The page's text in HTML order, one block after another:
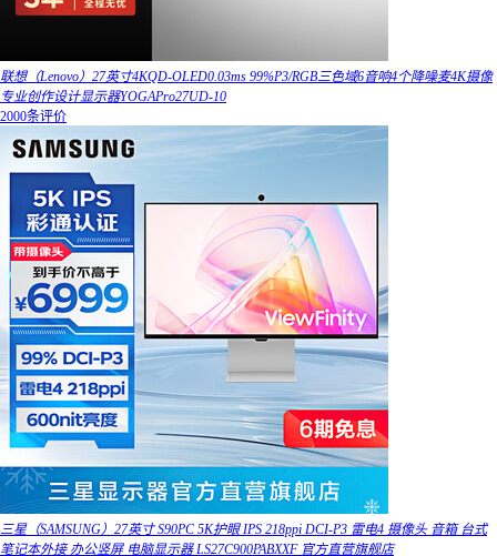
联想（Lenovo）27英寸4KQD-OLED0.03ms 99%P3/RGB三色域6音响4个降噪麦4K摄像
专业创作设计显示器YOGAPro27UD-10
2000条评价
三星（SAMSUNG）27英寸 S90PC 5K护眼 IPS 218ppi DCI-P3 雷电4 摄像头 音箱 台式
笔记本外接 办公竖屏 电脑显示器 LS27C900PABXXF 官方直营旗舰店